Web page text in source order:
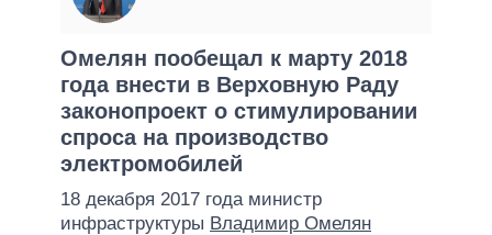
ОБЗОРЫ
ДАЙДЖЕСТЫ
ПРЕЗИДЕНТ И ОФИС
ВЕРХОВНАЯ РАДА
КАБИНЕТ МИНИСТРОВ
ГЛАВЫ ОБЛАДМИНИСТРАЦИЙ
МЭРЫ
ВСЕ ПЕРСОНЫ
ПОДДЕРЖАТЬ
СРАВНЕНИЕ ПОЛИТИКОВ
Омелян пообещал к марту 2018
года внести в Верховную Раду
законопроект о стимулировании
спроса на производство
электромобилей
18 декабря 2017 года министр
инфраструктуры Владимир Омелян